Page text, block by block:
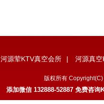
河源荤KTV真空会所 | 河源真
版权所有
添加微信 132888-52887 免费咨